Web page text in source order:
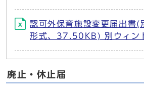
認可外保育施設変更届出書(
形式、37.50KB) 別ウィン
廃止・休止届